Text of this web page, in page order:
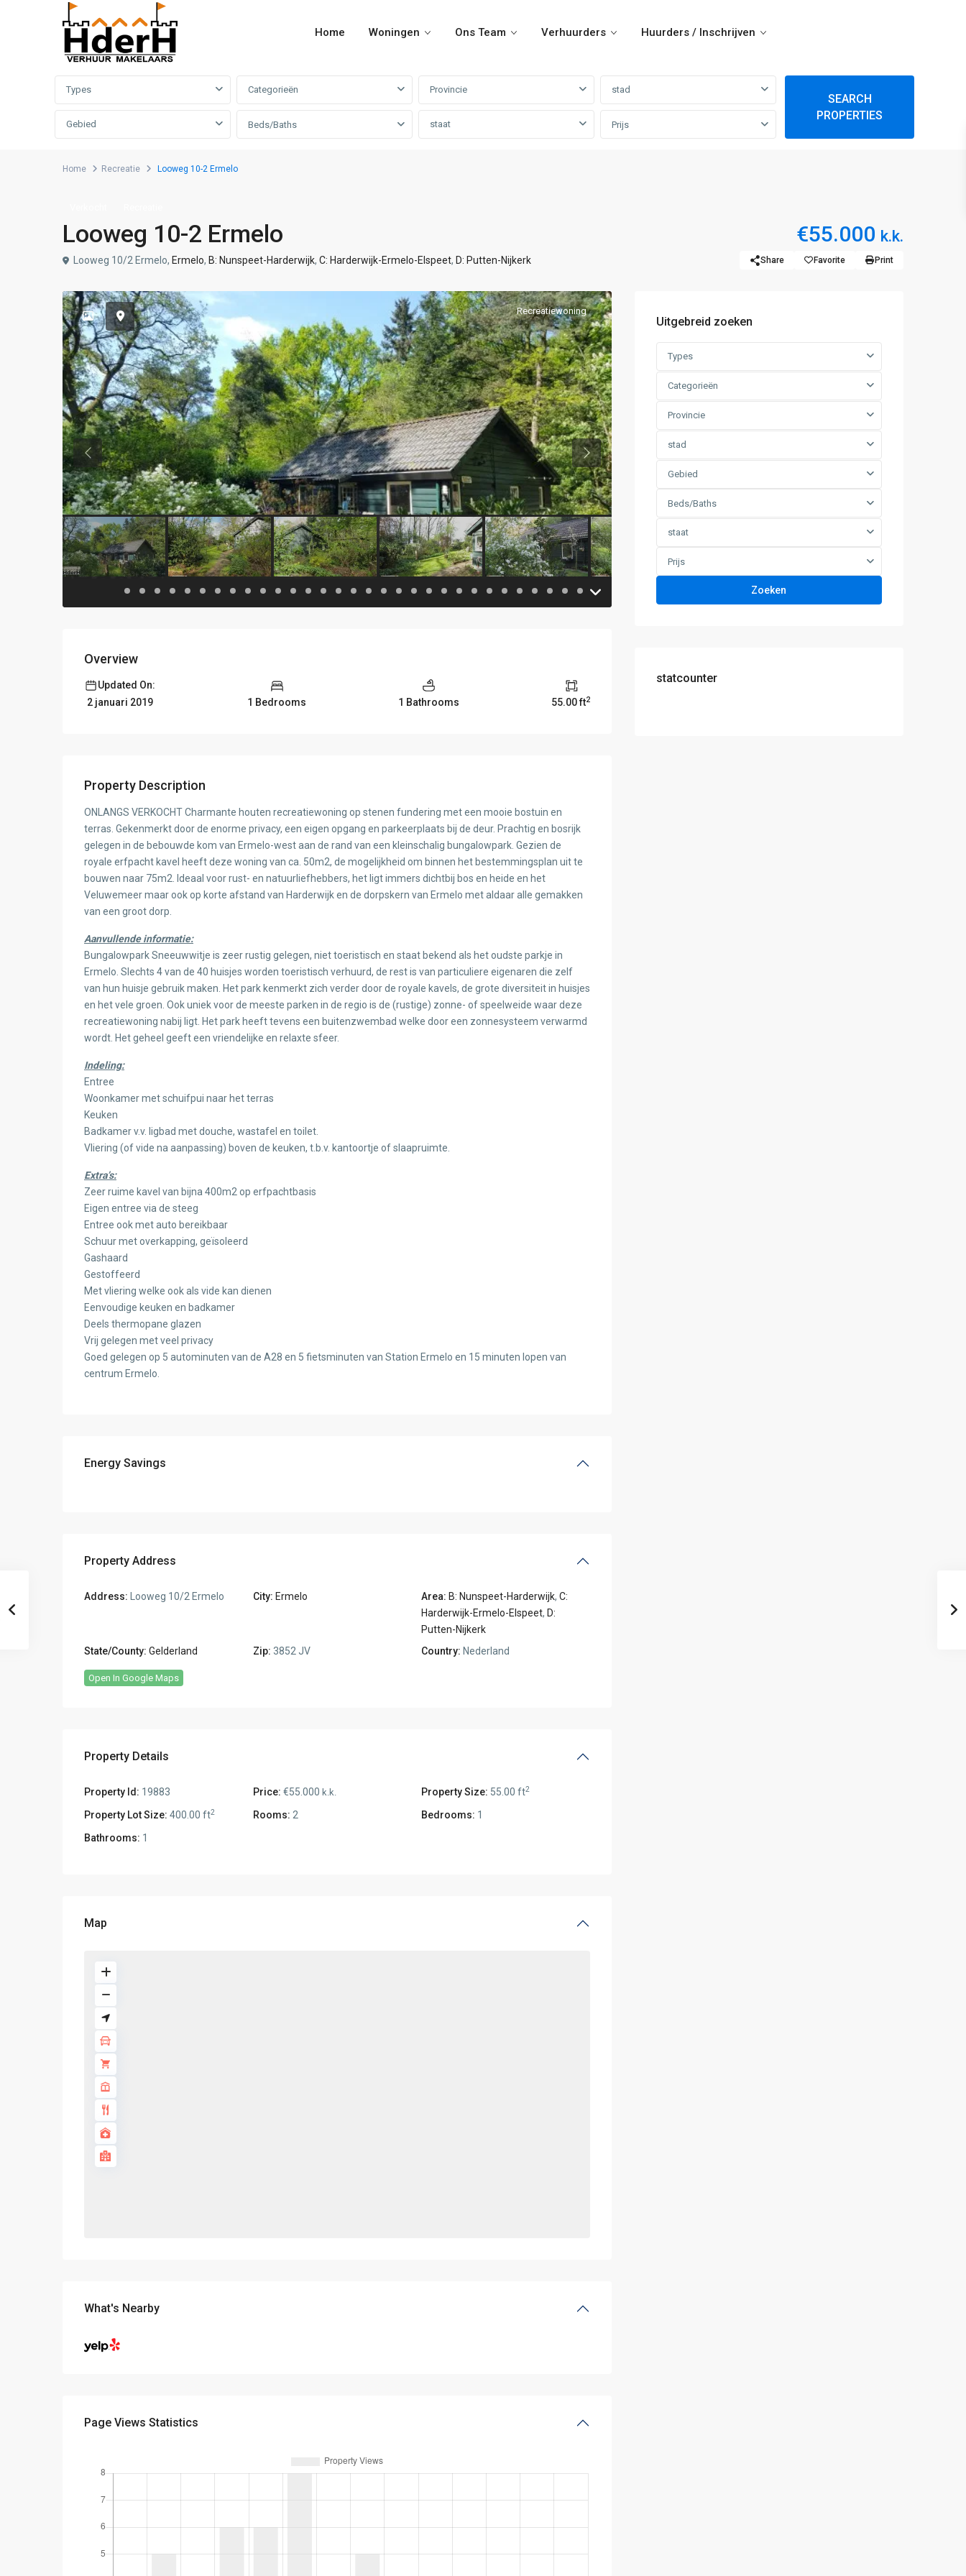
Home Woningen Ons Team Verhuurders
Huurders / Inschrijven
Advanced Search
Types Categorieën Provincie stad
Gebied Beds/Baths staat Prijs
SEARCH
PROPERTIES
Home Recreatie Looweg 10-2 Ermelo
Looweg 10-2 Ermelo €55.000 k.k.
Looweg 10/2 Ermelo, Ermelo, B: Nunspeet-Harderwijk, C: Harderwijk-Ermelo-Elspeet, D: Putten-Nijkerk Share Favorite Print
Recreatiewoning
Previous Previous
Overview
Updated On:
2 januari 2019
1 Bedrooms 1 Bathrooms 55.00 ft2
Property Description
ONLANGS VERKOCHT Charmante houten recreatiewoning op stenen fundering met een mooie bostuin en
terras. Gekenmerkt door de enorme privacy, een eigen opgang en parkeerplaats bij de deur. Prachtig en bosrijk
gelegen in de bebouwde kom van Ermelo-west aan de rand van een kleinschalig bungalowpark. Gezien de
royale erfpacht kavel heeft deze woning van ca. 50m2, de mogelijkheid om binnen het bestemmingsplan uit te
bouwen naar 75m2. Ideaal voor rust- en natuurliefhebbers, het ligt immers dichtbij bos en heide en het
Veluwemeer maar ook op korte afstand van Harderwijk en de dorpskern van Ermelo met aldaar alle gemakken
van een groot dorp.
Aanvullende informatie:
Bungalowpark Sneeuwwitje is zeer rustig gelegen, niet toeristisch en staat bekend als het oudste parkje in
Ermelo. Slechts 4 van de 40 huisjes worden toeristisch verhuurd, de rest is van particuliere eigenaren die zelf
van hun huisje gebruik maken. Het park kenmerkt zich verder door de royale kavels, de grote diversiteit in huisjes
en het vele groen. Ook uniek voor de meeste parken in de regio is de (rustige) zonne- of speelweide waar deze
recreatiewoning nabij ligt. Het park heeft tevens een buitenzwembad welke door een zonnesysteem verwarmd
wordt. Het geheel geeft een vriendelijke en relaxte sfeer.
Indeling:
Entree
Woonkamer met schuifpui naar het terras
Keuken
Badkamer v.v. ligbad met douche, wastafel en toilet.
Vliering (of vide na aanpassing) boven de keuken, t.b.v. kantoortje of slaapruimte.
Extra’s:
Zeer ruime kavel van bijna 400m2 op erfpachtbasis
Eigen entree via de steeg
Entree ook met auto bereikbaar
Schuur met overkapping, geïsoleerd
Gashaard
Gestoffeerd
Met vliering welke ook als vide kan dienen
Eenvoudige keuken en badkamer
Deels thermopane glazen
Vrij gelegen met veel privacy
Goed gelegen op 5 autominuten van de A28 en 5 fietsminuten van Station Ermelo en 15 minuten lopen van
centrum Ermelo.
Energy Savings
Property Address
Address: Looweg 10/2 Ermelo City: Ermelo Area: B: Nunspeet-Harderwijk,C:
Harderwijk-Ermelo-Elspeet, D:
Putten-Nijkerk
State/County: Gelderland Zip: 3852 JV Country: Nederland
Open In Google Maps
Property Details
Property Id: 19883 Price: €55.000 k.k. Property Size: 55.00 ft2
Property Lot Size: 400.00 ft2 Rooms: 2 Bedrooms: 1
Bathrooms: 1
Map
What's Nearby
Page Views Statistics
Uitgebreid zoeken
Types
Categorieën
Provincie
stad
Gebied
Beds/Baths
staat
Prijs
Zoeken
statcounter